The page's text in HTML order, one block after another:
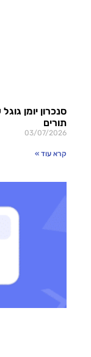
סנכרון יומן
תורים
03/07/2026
קרא עוד »